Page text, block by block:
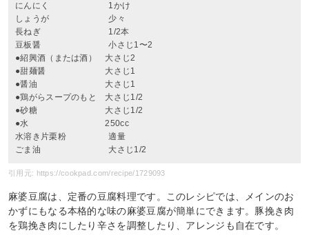
にんにく 1かけ
しょうが 少々
長ねぎ 1/2本
豆板醤 小さじ1〜2
●紹興酒（または酒） 大さじ2
●甜麺醤 大さじ1
●醤油 大さじ1
●鶏がらスープのもと 大さじ1/2
●砂糖 大さじ1/2
●水 250cc
水溶き片栗粉 適量
ごま油 大さじ1/2
引用元: https://cookpad.com/recipe/1729093
麻婆豆腐は、定番の豆腐料理です。このレシピでは、メインのお
かずにもなる本格的な味の麻婆豆腐が簡単にできます。豚挽き肉
を鶏挽き肉にしたり辛さを調整したり、アレンジも自在です。